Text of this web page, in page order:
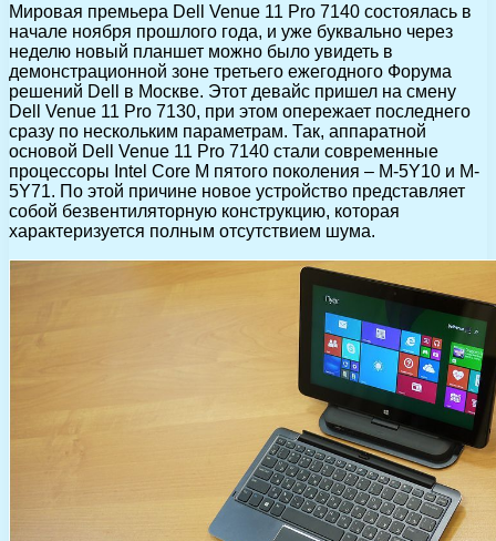
Мировая премьера Dell Venue 11 Pro 7140 состоялась в
начале ноября прошлого года, и уже буквально через
неделю новый планшет можно было увидеть в
демонстрационной зоне третьего ежегодного Форума
решений Dell в Москве. Этот девайс пришел на смену
Dell Venue 11 Pro 7130, при этом опережает последнего
сразу по нескольким параметрам. Так, аппаратной
основой Dell Venue 11 Pro 7140 стали современные
процессоры Intel Core M пятого поколения – M-5Y10 и M-
5Y71. По этой причине новое устройство представляет
собой безвентиляторную конструкцию, которая
характеризуется полным отсутствием шума.